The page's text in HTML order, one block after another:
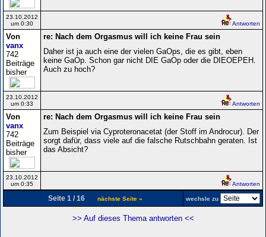
23.10.2012
um 0:30
Antworten
Von
vanx
742
Beiträge
bisher
re: Nach dem Orgasmus will ich keine Frau sein
Daher ist ja auch eine der vielen GaOps, die es gibt, eben
keine GaOp. Schon gar nicht DIE GaOp oder die DIEOEPEH.
Auch zu hoch?
23.10.2012
um 0:33
Antworten
Von
vanx
742
Beiträge
bisher
re: Nach dem Orgasmus will ich keine Frau sein
Zum Beispiel via Cyproteronacetat (der Stoff im Androcur). Der
sorgt dafür, dass viele auf die falsche Rutschbahn geraten. Ist
das Absicht?
23.10.2012
um 0:35
Antworten
Seite 1 / 16 nächste Seite » wechsle zu
>> Auf dieses Thema antworten <<